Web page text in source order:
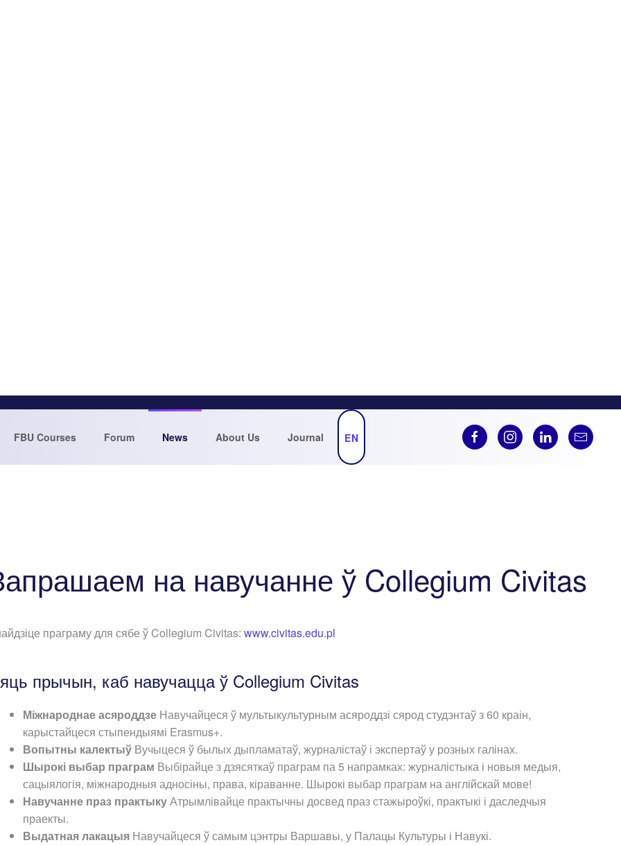
FBU Courses Forum News About Us Journal EN
на навучанне ў Collegium Civitas
праграму для сябе ў Collegium Civitas:www.civitas.edu.pl
прычын, каб навучацца ў Collegium Civitas
Міжнароднае асяроддзе Навучайцеся ў мультыкультурным асяроддзі сярод студэнтаў з 60 краін,
карыстайцеся стыпендыямі Erasmus+.
Вопытны калектыў Вучыцеся ў былых дыпламатаў, журналістаў і экспертаў у розных галінах.
Шырокі выбар праграм Выбірайце з дзясяткаў праграм па 5 напрамках: журналістыка і новыя медыя,
сацыялогія, міжнародныя адносіны, права, кіраванне. Шырокі выбар праграм на англійскай мове!
Навучанне праз практыкуАтрымлівайце практычны досвед праз стажыроўкі, практыкі і даследчыя
праекты.
Выдатная лакацыя Навучайцеся ў самым цэнтры Варшавы, у Палацы Культуры і Навукі.